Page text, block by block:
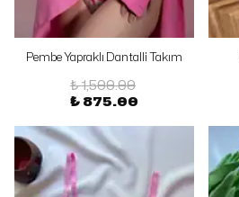
Pembe Yapraklı Dantalli Takım
₺ 1,500.00
₺ 875.00